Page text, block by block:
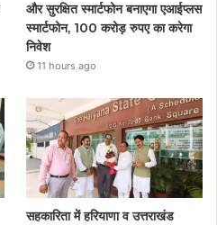
और सुरक्षित स्मार्टफोन बनाएगा एआईप्लस
स्मार्टफोन, 100 करोड़ रुपए का करेगा
निवेश
11 hours ago
सहकारिता में हरियाणा व उत्तराखंड